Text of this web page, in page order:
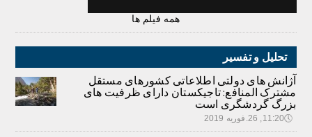
همه فیلم ها
تحلیل و تفسیر
آژانش های دولتی اطلاعاتی کشورهای مستقل
مشترک المنافع: تاجیکستان دارای ظرفیت های
بزرگ گردشگری است
🕔11:20, 26.فوریه 2019